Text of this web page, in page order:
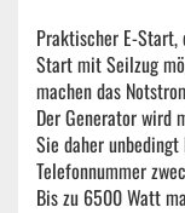
Praktischer E-
Start mit Seilzug
machen das
Der Generator wird
Sie daher
Telefonnummer
Bis zu 6500 Watt